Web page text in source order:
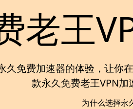
老王
久免费加速器的体验，让你
款永久免费老王VPN加
为什么选择永